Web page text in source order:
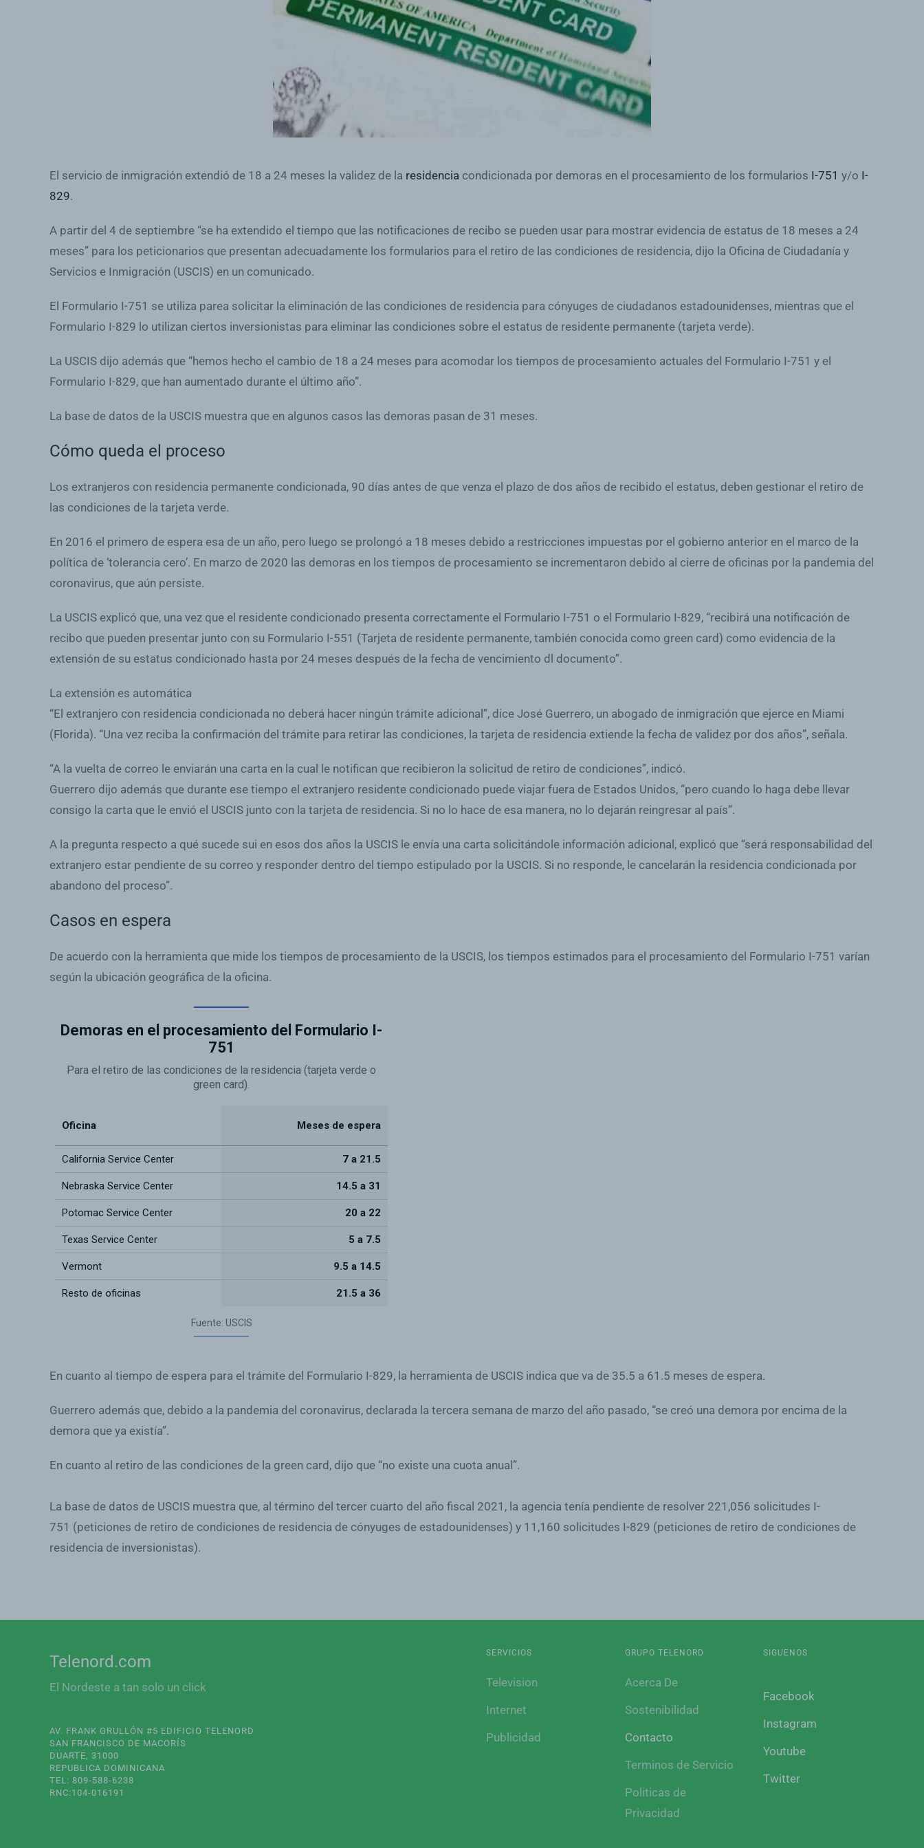
El servicio de inmigración extendió de 18 a 24 meses la validez de la residencia condicionada por demoras en el procesamiento de los formularios I-751 y/o I-
829.
A partir del 4 de septiembre “se ha extendido el tiempo que las notificaciones de recibo se pueden usar para mostrar evidencia de estatus de 18 meses a 24
meses” para los peticionarios que presentan adecuadamente los formularios para el retiro de las condiciones de residencia, dijo la Oficina de Ciudadanía y
Servicios e Inmigración (USCIS) en un comunicado.
El Formulario I-751 se utiliza parea solicitar la eliminación de las condiciones de residencia para cónyuges de ciudadanos estadounidenses, mientras que el
Formulario I-829 lo utilizan ciertos inversionistas para eliminar las condiciones sobre el estatus de residente permanente (tarjeta verde).
La USCIS dijo además que “hemos hecho el cambio de 18 a 24 meses para acomodar los tiempos de procesamiento actuales del Formulario I-751 y el
Formulario I-829, que han aumentado durante el último año”.
La base de datos de la USCIS muestra que en algunos casos las demoras pasan de 31 meses.
Cómo queda el proceso
Los extranjeros con residencia permanente condicionada, 90 días antes de que venza el plazo de dos años de recibido el estatus, deben gestionar el retiro de
las condiciones de la tarjeta verde.
En 2016 el primero de espera esa de un año, pero luego se prolongó a 18 meses debido a restricciones impuestas por el gobierno anterior en el marco de la
política de ‘tolerancia cero’. En marzo de 2020 las demoras en los tiempos de procesamiento se incrementaron debido al cierre de oficinas por la pandemia del
coronavirus, que aún persiste.
La USCIS explicó que, una vez que el residente condicionado presenta correctamente el Formulario I-751 o el Formulario I-829, “recibirá una notificación de
recibo que pueden presentar junto con su Formulario I-551 (Tarjeta de residente permanente, también conocida como green card) como evidencia de la
extensión de su estatus condicionado hasta por 24 meses después de la fecha de vencimiento dl documento”.
La extensión es automática
“El extranjero con residencia condicionada no deberá hacer ningún trámite adicional”, dice José Guerrero, un abogado de inmigración que ejerce en Miami
(Florida). “Una vez reciba la confirmación del trámite para retirar las condiciones, la tarjeta de residencia extiende la fecha de validez por dos años”, señala.
“A la vuelta de correo le enviarán una carta en la cual le notifican que recibieron la solicitud de retiro de condiciones”, indicó.
Guerrero dijo además que durante ese tiempo el extranjero residente condicionado puede viajar fuera de Estados Unidos, “pero cuando lo haga debe llevar
consigo la carta que le envió el USCIS junto con la tarjeta de residencia. Si no lo hace de esa manera, no lo dejarán reingresar al país”.
A la pregunta respecto a qué sucede sui en esos dos años la USCIS le envía una carta solicitándole información adicional, explicó que “será responsabilidad del
extranjero estar pendiente de su correo y responder dentro del tiempo estipulado por la USCIS. Si no responde, le cancelarán la residencia condicionada por
abandono del proceso”.
Casos en espera
De acuerdo con la herramienta que mide los tiempos de procesamiento de la USCIS, los tiempos estimados para el procesamiento del Formulario I-751 varían
según la ubicación geográfica de la oficina.
En cuanto al tiempo de espera para el trámite del Formulario I-829, la herramienta de USCIS indica que va de 35.5 a 61.5 meses de espera.
Guerrero además que, debido a la pandemia del coronavirus, declarada la tercera semana de marzo del año pasado, “se creó una demora por encima de la
demora que ya existía”.
En cuanto al retiro de las condiciones de la green card, dijo que “no existe una cuota anual”.
La base de datos de USCIS muestra que, al término del tercer cuarto del año fiscal 2021, la agencia tenía pendiente de resolver 221,056 solicitudes I-
751 (peticiones de retiro de condiciones de residencia de cónyuges de estadounidenses) y 11,160 solicitudes I-829 (peticiones de retiro de condiciones de
residencia de inversionistas).
Telenord.com
El Nordeste a tan solo un click
AV. FRANK GRULLÓN #5 EDIFICIO TELENORD
SAN FRANCISCO DE MACORÍS
DUARTE, 31000
REPUBLICA DOMINICANA
TEL: 809-588-6238
RNC:104-016191
SERVICIOS
Television
Internet
Publicidad
GRUPO TELENORD
Acerca De
Sostenibilidad
Contacto
Terminos de Servicio
Politicas de
Privacidad
SIGUENOS
Facebook
Instagram
Youtube
Twitter